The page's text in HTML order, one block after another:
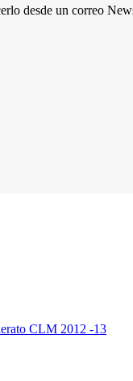
desde un correo
CLM 2012 -13